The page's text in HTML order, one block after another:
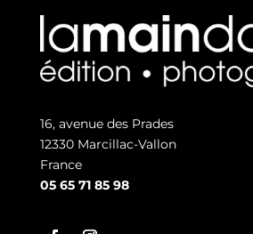
16, avenue des Prades
12330 Marcillac-Vallon
France
05 65 71 85 98